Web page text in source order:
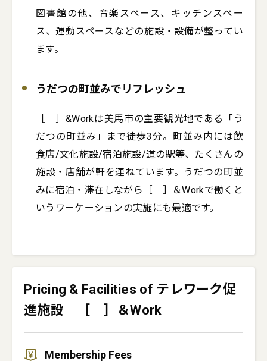
図書館の他、音楽スペース、キッチンスペー
ス、運動スペースなどの施設・設備が整ってい
ます。
うだつの町並みでリフレッシュ
［　］&Workは美馬市の主要観光地である「う
だつの町並み」まで徒歩3分。町並み内には飲
食店/文化施設/宿泊施設/道の駅等、たくさんの
施設・店舗が軒を連ねています。うだつの町並
みに宿泊・滞在しながら［　］＆Workで働くと
いうワーケーションの実施にも最適です。
Pricing & Facilities of テレワーク促
進施設 ［ ］＆Work
Membership Fees